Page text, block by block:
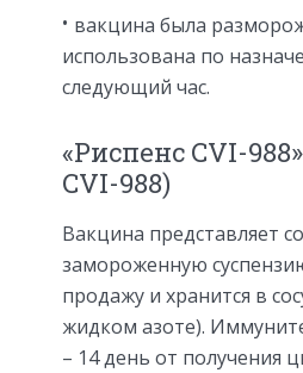
вакцина была
использована по
следующий час.
«Риспенс CVI-
CVI-988)
Вакцина представляет
замороженную
продажу и хранится в
жидком азоте).
– 14 день от получения